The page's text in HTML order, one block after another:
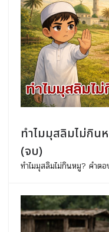
ทำไมมุสลิมไม่กิน
(จบ)
ทำไมมุสลิมไม่กินหมู? คำ